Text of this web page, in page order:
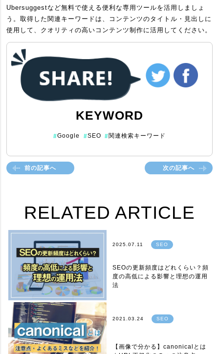
Ubersuggestなど無料で使える便利な専用ツールを活用しましょ
う。取得した関連キーワードは、コンテンツのタイトル・見出しに
使用して、クオリティの高いコンテンツ制作に活用してください。
KEYWORD
#Google #SEO #関連検索キーワード
前の記事へ 次の記事へ
RELATED ARTICLE
2025.07.11 SEO
SEOの更新頻度はどれくらい？頻
度の高低による影響と理想の運用
法
2021.03.24 SEO
【画像で分かる】canonicalとは